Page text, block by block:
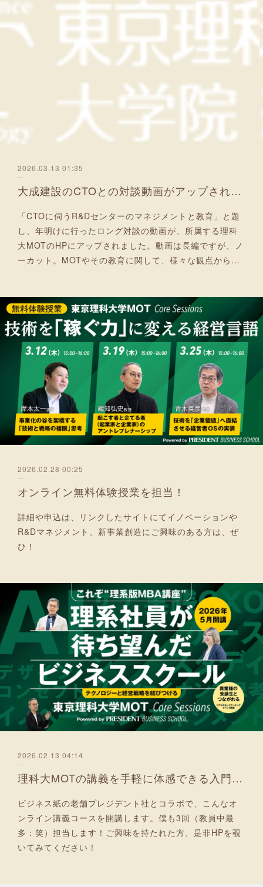
2026.03.13 01:35
大成建設のCTOとの対談動画がアップされました！
「CTOに伺うR&Dセンターのマネジメントと教育」と題
し、年明けに行ったロング対談の動画が、所属する理科
大MOTのHPにアップされました。動画は長編ですが、ノ
ーカット。MOTやその教育に関して、様々な観点から…
2026.02.28 00:25
オンライン無料体験授業を担当！
詳細や申込は、リンクしたサイトにてイノベーションや
R&Dマネジメント、新事業創造にご興味のある方は、ぜ
ひ！
2026.02.13 04:14
理科大MOTの講義を手軽に体感できる入門コース 5月より開講！
ビジネス紙の老舗プレジデント社とコラボで、こんなオ
ンライン講義コースを開講します。僕も3回（教員中最
多：笑）担当します！ご興味を持たれた方、是非HPを覗
いてみてください！